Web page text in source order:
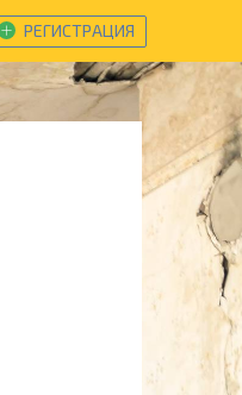
РЕГИСТРАЦИЯ